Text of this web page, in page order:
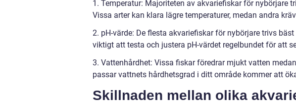
1. Temperatur: Majoriteten av akvariefiskar för nybörjare
Vissa arter kan klara lägre temperaturer, medan andra
2. pH-värde: De flesta akvariefiskar för nybörjare trivs
viktigt att testa och justera pH-värdet regelbundet för att
3. Vattenhårdhet: Vissa fiskar föredrar mjukt vatten
passar vattnets hårdhetsgrad i ditt område kommer att
Skillnaden mellan olika